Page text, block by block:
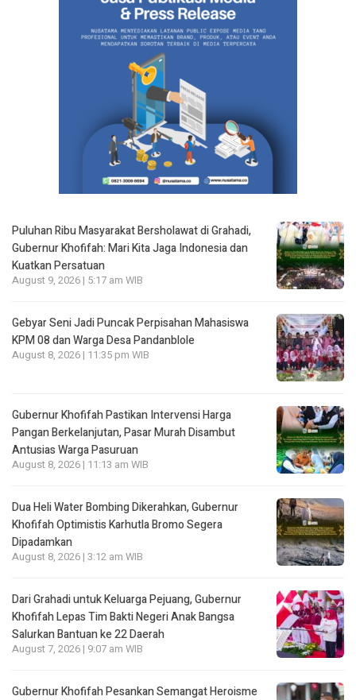
Puluhan Ribu Masyarakat Bersholawat di Grahadi,
Gubernur Khofifah: Mari Kita Jaga Indonesia dan
Kuatkan Persatuan
August 9, 2026 | 5:17 am WIB
Gebyar Seni Jadi Puncak Perpisahan Mahasiswa
KPM 08 dan Warga Desa Pandanblole
August 8, 2026 | 11:35 pm WIB
Gubernur Khofifah Pastikan Intervensi Harga
Pangan Berkelanjutan, Pasar Murah Disambut
Antusias Warga Pasuruan
August 8, 2026 | 11:13 am WIB
Dua Heli Water Bombing Dikerahkan, Gubernur
Khofifah Optimistis Karhutla Bromo Segera
Dipadamkan
August 8, 2026 | 3:12 am WIB
Dari Grahadi untuk Keluarga Pejuang, Gubernur
Khofifah Lepas Tim Bakti Negeri Anak Bangsa
Salurkan Bantuan ke 22 Daerah
August 7, 2026 | 9:07 am WIB
Gubernur Khofifah Pesankan Semangat Heroisme